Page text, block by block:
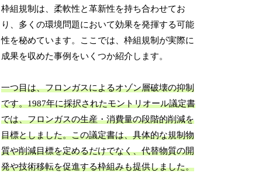
枠組規制は、柔軟性と革新性を持ち合わせてお
り、多くの環境問題において効果を発揮する可能
性を秘めています。ここでは、枠組規制が実際に
成果を収めた事例をいくつか紹介します。
一つ目は、フロンガスによるオゾン層破壊の抑制
です。1987年に採択されたモントリオール議定書
では、フロンガスの生産・消費量の段階的削減を
目標としました。この議定書は、具体的な規制物
質や削減目標を定めるだけでなく、代替物質の開
発や技術移転を促進する枠組みも提供しました。